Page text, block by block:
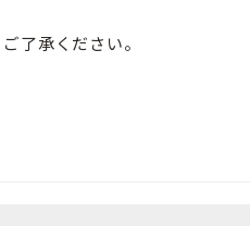
了承ください。